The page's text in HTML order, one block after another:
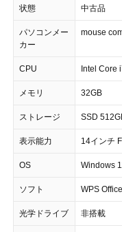
状態 中古品
パソコンメー
カー
mouse
CPU Intel Core
メモリ 32GB
ストレージ SSD
表示能力 14インチ
OS Windows
ソフト WPS
光学ドライブ 非搭載